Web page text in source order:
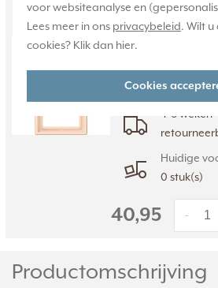
voor websiteanalyse en
Lees meer in ons privacybeleid. Wilt
cookies? Klik dan hier.
Cookies
Couleurs® Le
Kleurcode: 228.
11,0 mm.
informatie »
Verwachte
4-6 weken
Huidige
0 stuk(s)
40,95 -
Productomschrijving